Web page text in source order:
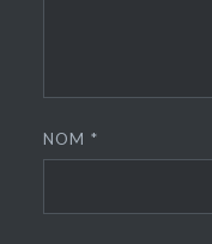
NOM*